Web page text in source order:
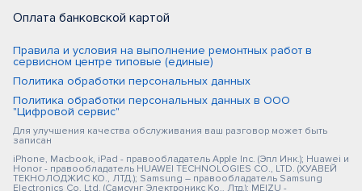
Оплата банковской картой
Правила и условия на выполнение ремонтных работ в
сервисном центре типовые (единые)
Политика обработки персональных данных
Политика обработки персональных данных в ООО
"Цифровой сервис"
Для улучшения качества обслуживания ваш разговор может быть
записан
iPhone, Macbook, iPad - правообладатель Apple Inc. (Эпл Инк.); Huawei и
Honor - правообладатель HUAWEI TECHNOLOGIES CO., LTD. (ХУАВЕЙ
ТЕКНОЛОДЖИС КО., ЛТД.); Samsung – правообладатель Samsung
Electronics Co. Ltd. (Самсунг Электроникс Ко., Лтд.); MEIZU -